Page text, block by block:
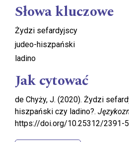
Słowa kluczowe
Żydzi sefardyjscy
judeo-hiszpański
ladino
Jak cytować
de Chyży, J. (2020). Żydzi
hiszpański czy ladino?.
https://doi.org/10.25312/2391-